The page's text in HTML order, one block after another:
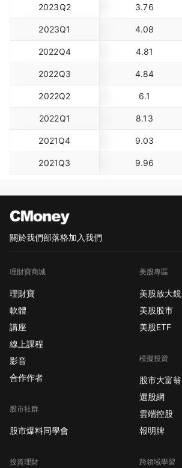
2023Q2 3.76
2023Q1 4.08
2022Q4 4.81
2022Q3 4.84
2022Q2 6.1
2022Q1 8.13
2021Q4 9.03
2021Q3 9.96
關於我們部落格加入我們
理財寶商城
理財寶
軟體
講座
線上課程
影音
合作作者
股市社群
股市爆料同學會
投資理財
美股專區
美股放大鏡
美股股市
美股ETF
模擬投資
股市大富翁
選股網
雲端控股
報明牌
跨領域學習